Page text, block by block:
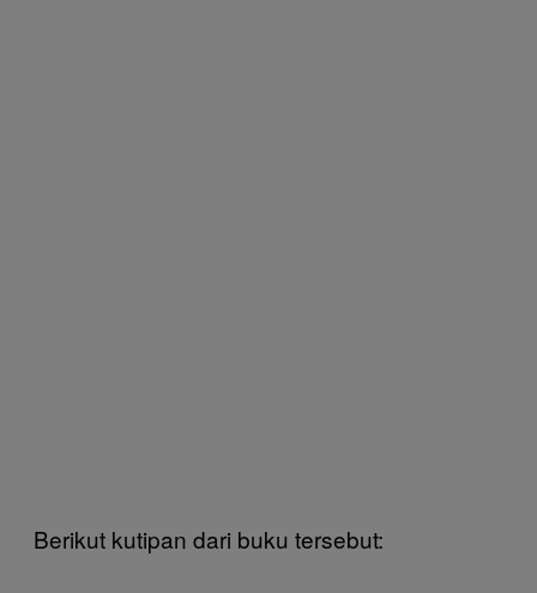
Berikut kutipan dari buku tersebut: